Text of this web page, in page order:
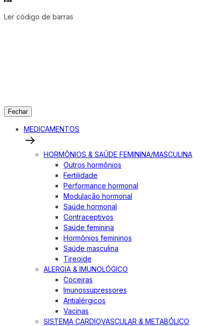
Ler código de barras
Fechar
MEDICAMENTOS
HORMÔNIOS & SAÚDE FEMININA/MASCULINA
Outros hormônios
Fertilidade
Performance hormonal
Modulação hormonal
Saúde hormonal
Contraceptivos
Saúde feminina
Hormônios femininos
Saúde masculina
Tireoide
ALERGIA & IMUNOLÓGICO
Coceiras
Imunossupressores
Antialérgicos
Vacinas
SISTEMA CARDIOVASCULAR & METABÓLICO